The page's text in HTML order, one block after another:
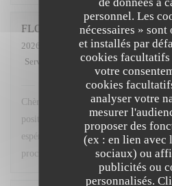
personnel. Les
nécessaires »
et installés par
cookies facultatifs
votre
cookies
analyser votre
mesurer
proposer des
(ex : en lien avec
sociaux) ou
publicités ou
personnalisés.
FLORENCE L
2026-08-01
- 12:45 - Couverts 3
Service
Ambiance: 4/5 Cuisine:
L'OPALE RESTAURANT a
Chère Madame, nous vous
positive. Votre satisfaction est au
espérons avoir le plaisir de vous
prochainement. Bien à vous, Lise